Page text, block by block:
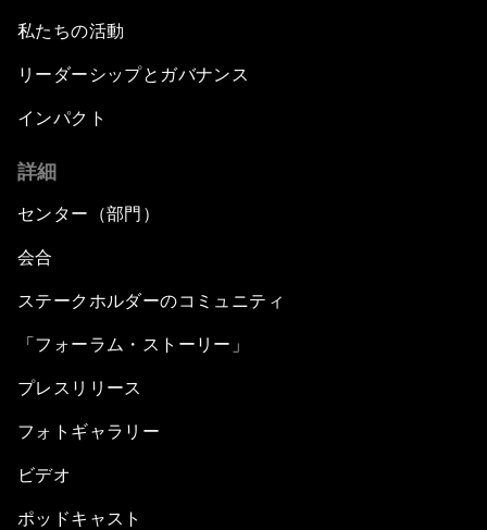
私たちの活動
リーダーシップとガバナンス
インパクト
詳細
センター（部門）
会合
ステークホルダーのコミュニティ
「フォーラム・ストーリー」
プレスリリース
フォトギャラリー
ビデオ
ポッドキャスト